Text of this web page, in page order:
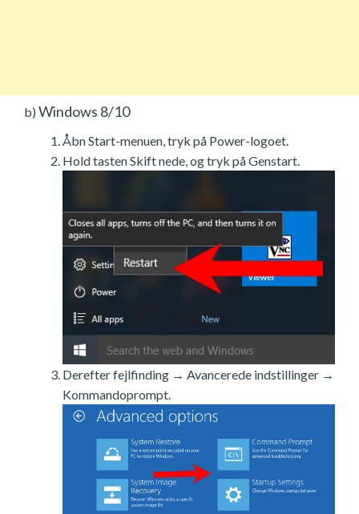
b) Windows 8/10
Åbn Start-menuen, tryk på Power-logoet.
Hold tasten Skift nede, og tryk på Genstart.
Derefter fejlfinding → Avancerede indstillinger →
Kommandoprompt.